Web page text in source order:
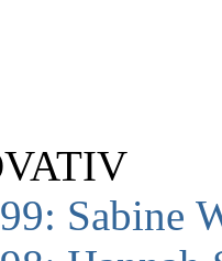
Sabine